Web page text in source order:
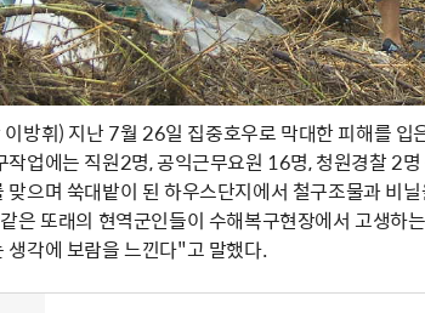
방휘) 지난 7월 26일 집중호우로 막대한 피해를
작업에는 직원2명, 공익근무요원 16명, 청원경찰
맞으며 쑥대밭이 된 하우스단지에서 철구조물과 비
은 또래의 현역군인들이 수해복구현장에서 고생
생각에 보람을 느낀다"고 말했다.